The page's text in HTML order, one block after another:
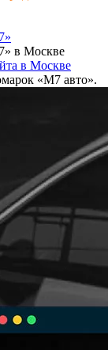
в Москве
в Москве
«М7 авто».